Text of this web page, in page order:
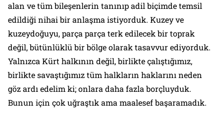
alan ve tüm bileşenlerin tanınıp adil biçimde temsil
edildiği nihai bir anlaşma istiyorduk. Kuzey ve
kuzeydoğuyu, parça parça terk edilecek bir toprak
değil, bütünlüklü bir bölge olarak tasavvur ediyorduk.
Yalnızca Kürt halkının değil, birlikte çalıştığımız,
birlikte savaştığımız tüm halkların haklarını neden
göz ardı edelim ki; onlara daha fazla borçluyduk.
Bunun için çok uğraştık ama maalesef başaramadık.